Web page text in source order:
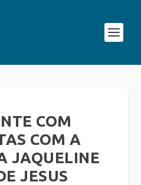
COM
COM A
JAQUELINE
JESUS